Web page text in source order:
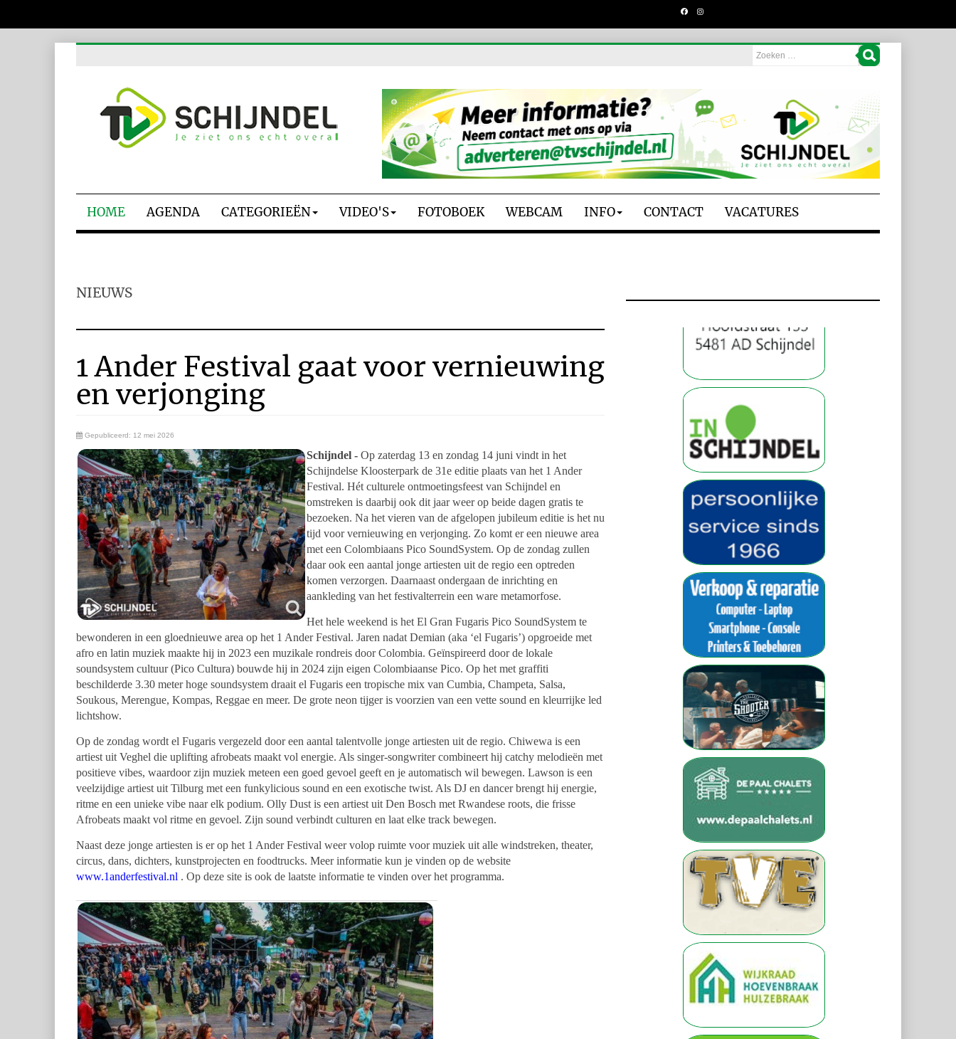
HOME AGENDA CATEGORIEËN VIDEO'S FOTOBOEK WEBCAM INFO CONTACT VACATURES
NIEUWS
1 Ander Festival gaat voor vernieuwing
en verjonging
Gepubliceerd: 12 mei 2026
Schijndel - Op zaterdag 13 en zondag 14 juni vindt in het
Schijndelse Kloosterpark de 31e editie plaats van het 1 Ander
Festival. Hét culturele ontmoetingsfeest van Schijndel en
omstreken is daarbij ook dit jaar weer op beide dagen gratis te
bezoeken. Na het vieren van de afgelopen jubileum editie is het nu
tijd voor vernieuwing en verjonging. Zo komt er een nieuwe area
met een Colombiaans Pico SoundSystem. Op de zondag zullen
daar ook een aantal jonge artiesten uit de regio een optreden
komen verzorgen. Daarnaast ondergaan de inrichting en
aankleding van het festivalterrein een ware metamorfose.
Het hele weekend is het El Gran Fugaris Pico SoundSystem te
bewonderen in een gloednieuwe area op het 1 Ander Festival. Jaren nadat Demian (aka ‘el Fugaris’) opgroeide met
afro en latin muziek maakte hij in 2023 een muzikale rondreis door Colombia. Geïnspireerd door de lokale
soundsystem cultuur (Pico Cultura) bouwde hij in 2024 zijn eigen Colombiaanse Pico. Op het met graffiti
beschilderde 3.30 meter hoge soundsystem draait el Fugaris een tropische mix van Cumbia, Champeta, Salsa,
Soukous, Merengue, Kompas, Reggae en meer. De grote neon tijger is voorzien van een vette sound en kleurrijke led
lichtshow.
Op de zondag wordt el Fugaris vergezeld door een aantal talentvolle jonge artiesten uit de regio. Chiwewa is een
artiest uit Veghel die uplifting afrobeats maakt vol energie. Als singer-songwriter combineert hij catchy melodieën met
positieve vibes, waardoor zijn muziek meteen een goed gevoel geeft en je automatisch wil bewegen. Lawson is een
veelzijdige artiest uit Tilburg met een funkylicious sound en een exotische twist. Als DJ en dancer brengt hij energie,
ritme en een unieke vibe naar elk podium. Olly Dust is een artiest uit Den Bosch met Rwandese roots, die frisse
Afrobeats maakt vol ritme en gevoel. Zijn sound verbindt culturen en laat elke track bewegen.
Naast deze jonge artiesten is er op het 1 Ander Festival weer volop ruimte voor muziek uit alle windstreken, theater,
circus, dans, dichters, kunstprojecten en foodtrucks. Meer informatie kun je vinden op de website
www.1anderfestival.nl . Op deze site is ook de laatste informatie te vinden over het programma.